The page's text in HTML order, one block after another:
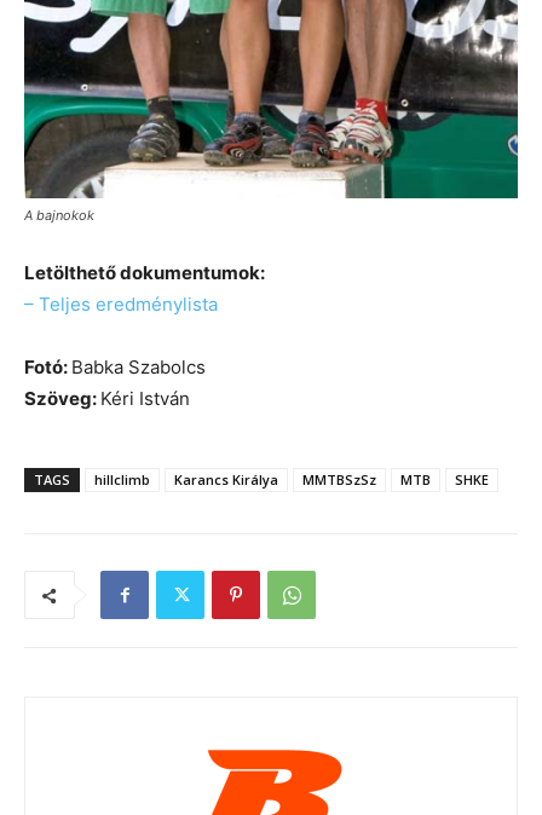
A bajnokok
Letölthető dokumentumok:
– Teljes eredménylista
Fotó: Babka Szabolcs
Szöveg: Kéri István
TAGS hillclimb Karancs Királya MMTBSzSz MTB SHKE